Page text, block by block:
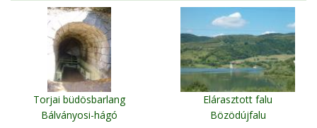
Torjai büdösbarlang
Bálványosi-hágó
Elárasztott falu
Bözödújfalu